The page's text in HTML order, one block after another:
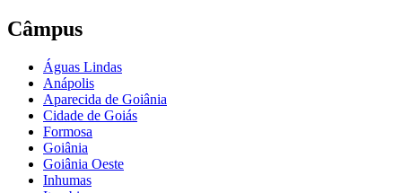
Câmpus
Águas Lindas
Anápolis
Aparecida de Goiânia
Cidade de Goiás
Formosa
Goiânia
Goiânia Oeste
Inhumas